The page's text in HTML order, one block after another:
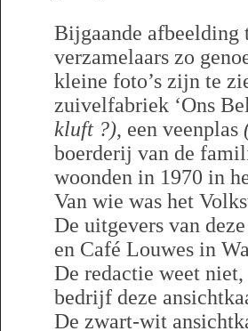
Bijgaande afbeelding
verzamelaars zo
kleine foto’s zijn te
zuivelfabriek ‘Ons
kluft ?), een veenplas
boerderij van de
woonden in 1970 in
Van wie was het
De uitgevers van
en Café Louwes in
De redactie weet
bedrijf deze
De zwart-wit